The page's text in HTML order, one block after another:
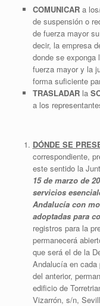
COMUNICARa
de suspensión o
de fuerza mayor
decir, la empresa
donde se exponga
fuerza mayor y la
forma suficiente
TRASLADARla
a los
DÓNDE SE
correspondiente,
este sentido la
15 de marzo de
servicios
Andalucía con
adoptadas para
registros para la
permanecerá
que será el de la
Andalucía en
del anterior,
edificio de
Vizarrón, s/n,